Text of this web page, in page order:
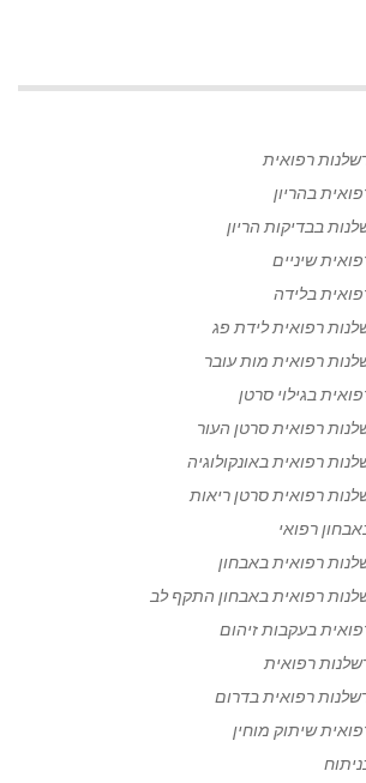
רפואית
בהריון
בבדיקות הריון
שיניים
בלידה
רפואית לידת פג
רפואית מות עובר
בגילוי סרטן
רפואית סרטן העור
רפואית באונקולוגיה
רפואית סרטן ריאות
רפואי
רפואית באבחון
רפואית באבחון התקף לב
בעקבות זיהום
רפואית
רפואית בדרום
שיתוק מוחין